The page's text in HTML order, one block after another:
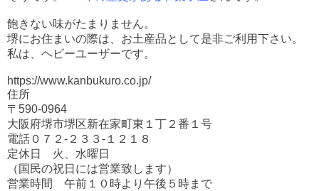
飽きない味がたまりません。
堺にお住まいの際は、お土産品として是非ご利用下さい。
私は、ヘビーユーザーです。
https://www.kanbukuro.co.jp/
住所
〒590-0964
大阪府堺市堺区新在家町東１丁２番１号
電話０７２-２３３-１２１８
定休日 火、水曜日
（国民の祝日には営業致します）
営業時間 午前１０時より午後５時まで